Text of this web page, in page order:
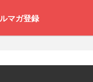
マガ登録